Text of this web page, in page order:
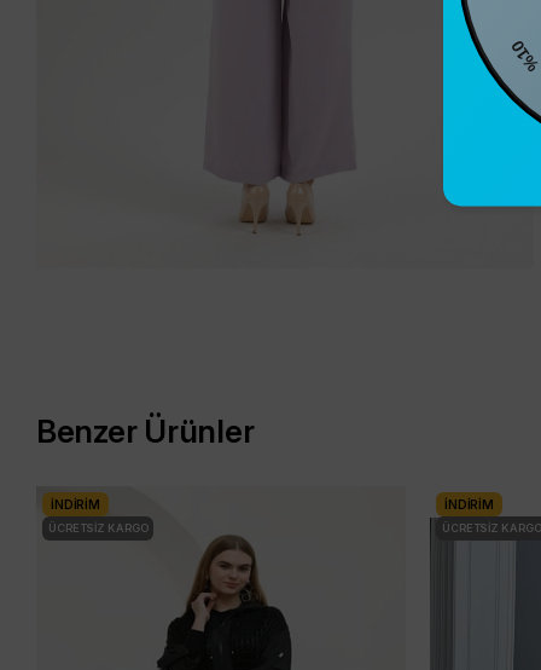
Benzer Ürünler
İNDIRIM
ÜCRETSIZ KARGO
İNDIRIM
ÜCRETSIZ KARGO
%10